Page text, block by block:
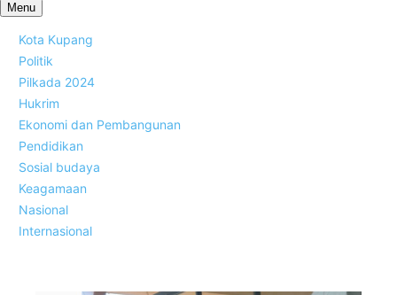
Menu
Kota Kupang
Politik
Pilkada 2024
Hukrim
Ekonomi dan Pembangunan
Pendidikan
Sosial budaya
Keagamaan
Nasional
Internasional